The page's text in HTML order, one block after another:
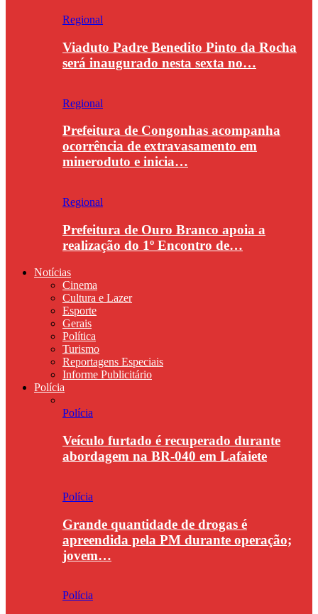
Regional
Viaduto Padre Benedito Pinto da Rocha
será inaugurado nesta sexta no…
Regional
Prefeitura de Congonhas acompanha
ocorrência de extravasamento em
mineroduto e inicia…
Regional
Prefeitura de Ouro Branco apoia a
realização do 1º Encontro de…
Notícias
Cinema
Cultura e Lazer
Esporte
Gerais
Política
Turismo
Reportagens Especiais
Informe Publicitário
Polícia
Polícia
Veículo furtado é recuperado durante
abordagem na BR-040 em Lafaiete
Polícia
Grande quantidade de drogas é
apreendida pela PM durante operação;
jovem…
Polícia